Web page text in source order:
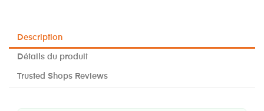
Description
Détails du produit
Trusted Shops Reviews